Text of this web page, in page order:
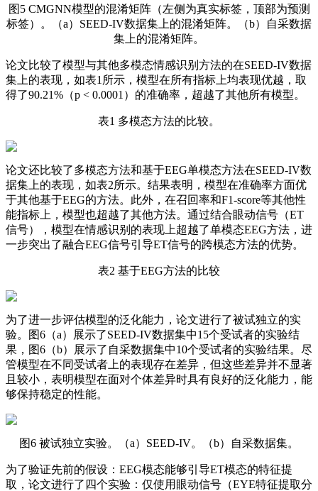
图5 CMGNN模型的混淆矩阵（左侧为真实标签，顶部为预测
标签）。（a）SEED-IV数据集上的混淆矩阵。（b）自采数据
集上的混淆矩阵。
论文比较了模型与其他多模态情感识别方法的在SEED-IV数据
集上的表现，如表1所示，模型在所有指标上均表现优越，取
得了90.21%（p < 0.0001）的准确率，超越了其他所有模型。
表1 多模态方法的比较。
论文还比较了多模态方法和基于EEG单模态方法在SEED-IV数
据集上的表现，如表2所示。结果表明，模型在准确率方面优
于其他基于EEG的方法。此外，在召回率和F1-score等其他性
能指标上，模型也超越了其他方法。通过结合眼动信号（ET
信号），模型在情感识别的表现上超越了单模态EEG方法，进
一步突出了融合EEG信号引导ET信号的跨模态方法的优势。
表2 基于EEG方法的比较
为了进一步评估模型的泛化能力，论文进行了被试独立的实
验。图6（a）展示了SEED-IV数据集中15个受试者的实验结
果，图6（b）展示了自采数据集中10个受试者的实验结果。尽
管模型在不同受试者上的表现存在差异，但这些差异并不显著
且较小，表明模型在面对个体差异时具有良好的泛化能力，能
够保持稳定的性能。
图6 被试独立实验。（a）SEED-IV。（b）自采数据集。
为了验证先前的假设：EEG模态能够引导ET模态的特征提
取，论文进行了四个实验：仅使用眼动信号（EYE特征提取分